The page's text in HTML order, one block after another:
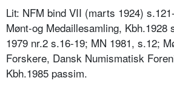
Lit: NFM bind VII (marts 1924)
Mønt-og Medaillesamling, Kbh.1928
1979 nr.2 s.16-19; MN 1981, s.12;
Forskere, Dansk Numismatisk
Kbh.1985 passim.